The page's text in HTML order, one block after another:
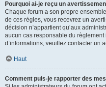
Pourquoi ai-je reçu un
Chaque forum a son propre
de ces règles, vous recevrez un
décision n’appartient qu’aux
aucun cas responsable du
d’informations, veuillez contacter un
Haut
Comment puis-je rapporter des